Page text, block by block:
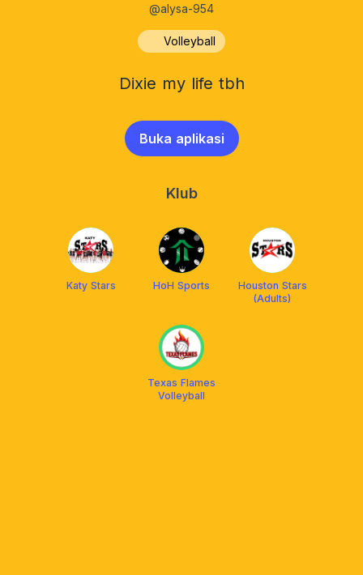
@alysa-954
Volleyball
Dixie my life tbh
Buka aplikasi
Klub
Katy Stars HoH Sports
Houston Stars
(Adults)
Texas Flames
Volleyball